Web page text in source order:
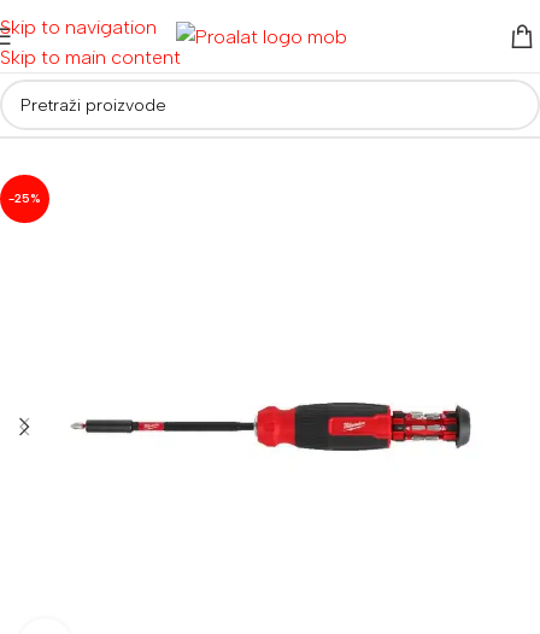
Skip to navigation
Skip to main content
alat/Ostali zračni alat || Ručni alati i oprema Odvijači
-25%